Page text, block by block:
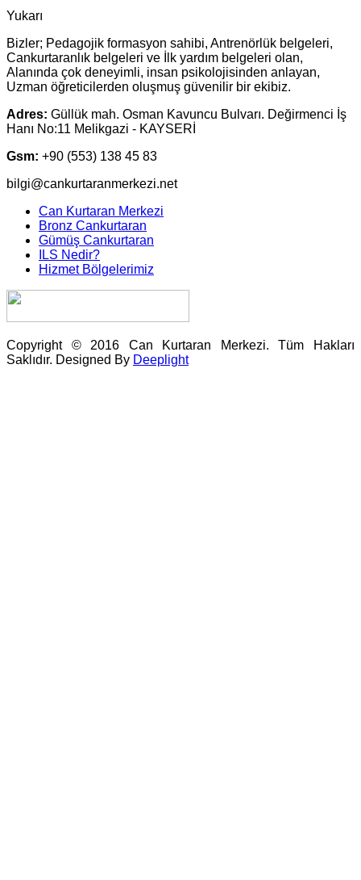
Yukarı
Bizler; Pedagojik formasyon sahibi, Antrenörlük belgeleri,
Cankurtaranlık belgeleri ve İlk yardım belgeleri olan,
Alanında çok deneyimli, insan psikolojisinden anlayan,
Uzman öğreticilerden oluşmuş güvenilir bir ekibiz.
Adres: Güllük mah. Osman Kavuncu Bulvarı. Değirmenci İş
Hanı No:11 Melikgazi - KAYSERİ
Gsm: +90 (553) 138 45 83
bilgi@cankurtaranmerkezi.net
Can Kurtaran Merkezi
Bronz Cankurtaran
Gümüş Cankurtaran
ILS Nedir?
Hizmet Bölgelerimiz
Copyright © 2016 Can Kurtaran Merkezi. Tüm Hakları
Saklıdır. Designed By Deeplight